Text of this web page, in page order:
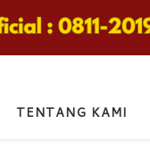
TENTANG KAMI